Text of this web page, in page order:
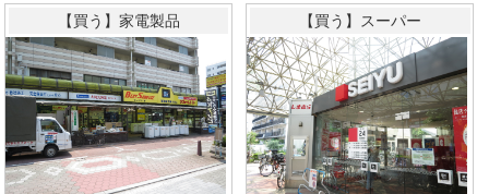
【買う】家電製品 【買う】スーパー